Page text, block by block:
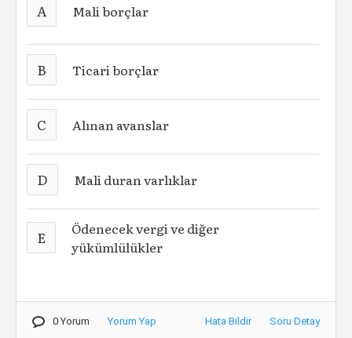
A Mali borçlar
B Ticari borçlar
C Alınan avanslar
D Mali duran varlıklar
E
Ödenecek vergi ve diğer
yükümlülükler
0 Yorum Yorum Yap Hata Bildir Soru Detay